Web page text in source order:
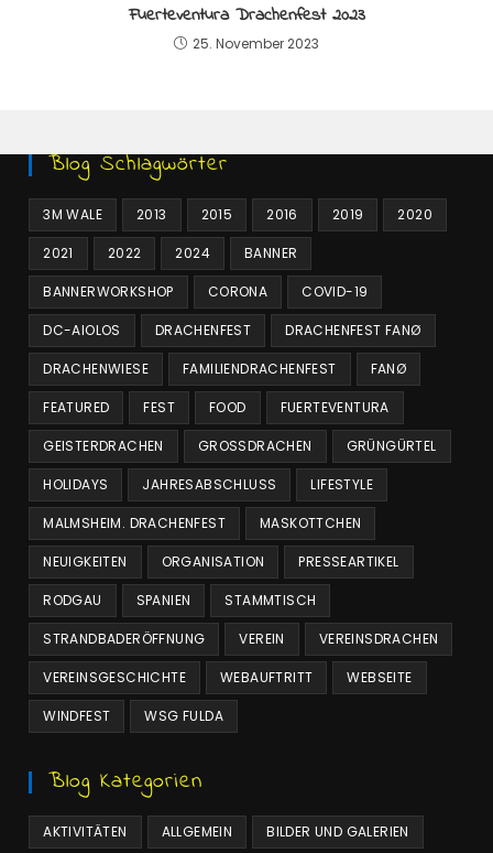
Fuerteventura Drachenfest 2023
25. November 2023
Blog Schlagwörter
3M WALE 2013 2015 2016 2019 2020
2021 2022 2024 BANNER
BANNERWORKSHOP CORONA COVID-19
DC-AIOLOS DRACHENFEST DRACHENFEST FANØ
DRACHENWIESE FAMILIENDRACHENFEST FANØ
FEATURED FEST FOOD FUERTEVENTURA
GEISTERDRACHEN GROSSDRACHEN GRÜNGÜRTEL
HOLIDAYS JAHRESABSCHLUSS LIFESTYLE
MALMSHEIM. DRACHENFEST MASKOTTCHEN
NEUIGKEITEN ORGANISATION PRESSEARTIKEL
RODGAU SPANIEN STAMMTISCH
STRANDBADERÖFFNUNG VEREIN VEREINSDRACHEN
VEREINSGESCHICHTE WEBAUFTRITT WEBSEITE
WINDFEST WSG FULDA
Blog Kategorien
AKTIVITÄTEN ALLGEMEIN BILDER UND GALERIEN